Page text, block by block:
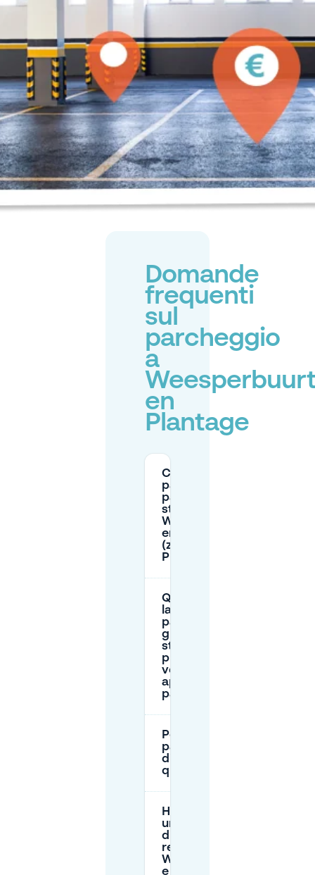
Domande
frequenti
sul
parcheggio
a
en
Plantage
C’è
parcheggio a
pagamento in
strada a
Weesperbuurt
en Plantage
(zona
Plantage)?
Quanto dura
la finestra di
parcheggio
gratuito in
strada
prima che
venga
applicato il
pagamento?
Posso
parcheggiare
di notte in
questa zona?
Hai bisogno di
un permesso
di parcheggio
residente in
Weesperbuurt
e Plantage?